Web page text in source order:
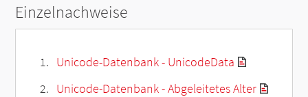
Einzelnachweise
Unicode-Datenbank - UnicodeData
Unicode-Datenbank - Abgeleitetes Alter